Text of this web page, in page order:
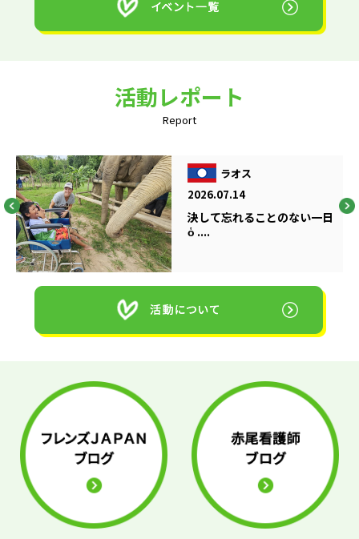
活動レポート
Report
ラオス
2026.07.14
決して忘れることのない一日
ὁ ....